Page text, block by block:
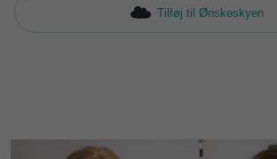
Tilføj til Ønskeskyen